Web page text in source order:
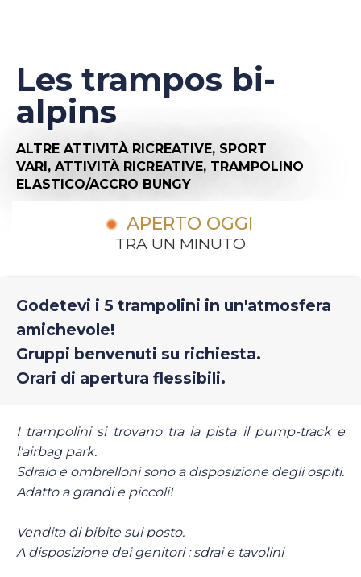
Les trampos bi-
alpins
ALTRE ATTIVITÀ RICREATIVE, SPORT
VARI, ATTIVITÀ RICREATIVE, TRAMPOLINO
ELASTICO/ACCRO BUNGY
APERTO OGGI
TRA UN MINUTO
Godetevi i 5 trampolini in un'atmosfera
amichevole!
Gruppi benvenuti su richiesta.
Orari di apertura flessibili.
I trampolini si trovano tra la pista il pump-track e
l'airbag park.
Sdraio e ombrelloni sono a disposizione degli ospiti.
Adatto a grandi e piccoli!
Vendita di bibite sul posto.
A disposizione dei genitori : sdrai e tavolini